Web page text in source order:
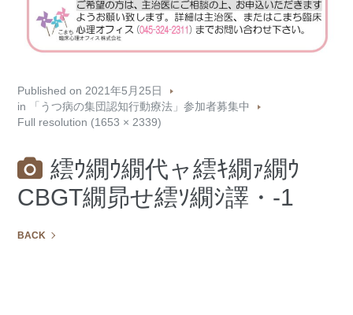
Published on 2021年5月25日
in
「うつ病の集団認知行動療法」参加者募集中
Full resolution (1653 × 2339)
繧ｳ繝ｳ繝代ャ繧ｷ繝ｧ繝ｳ
CBGT繝昴せ繧ｿ繝ｼ譯・-1
BACK